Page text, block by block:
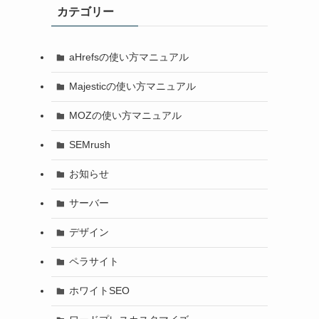
カテゴリー
aHrefsの使い方マニュアル
Majesticの使い方マニュアル
MOZの使い方マニュアル
SEMrush
お知らせ
サーバー
デザイン
ペラサイト
ホワイトSEO